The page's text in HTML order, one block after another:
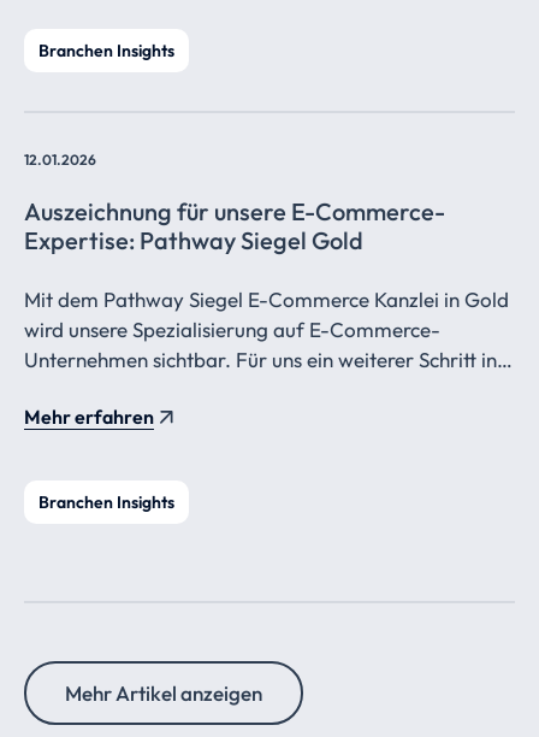
Branchen Insights
12.01.2026
Auszeichnung für unsere E-Commerce-
Expertise: Pathway Siegel Gold
Mit dem Pathway Siegel E-Commerce Kanzlei in Gold
wird unsere Spezialisierung auf E-Commerce-
Unternehmen sichtbar. Für uns ein weiterer Schritt in
Mehr erfahren
Branchen Insights
Mehr Artikel anzeigen